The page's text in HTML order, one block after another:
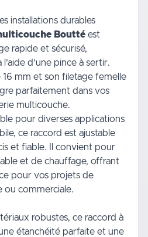
installations durables
Boutté est
rapide et sécurisé,
l’aide d’une pince à sertir.
mm et son filetage femelle
parfaitement dans vos
multicouche.
pour diverses applications
ce raccord est ajustable
et fiable. Il convient pour
et de chauffage, offrant
pour vos projets de
ou commerciale.
robustes, ce raccord à
étanchéité parfaite et une